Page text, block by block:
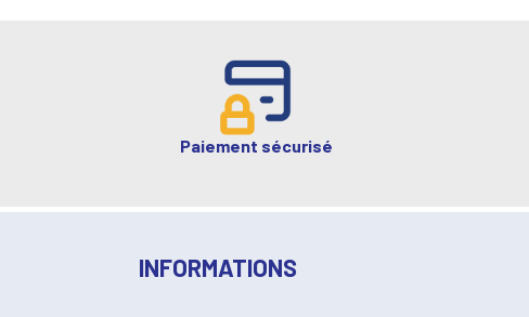
Paiement sécurisé
INFORMATIONS